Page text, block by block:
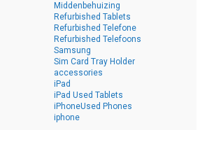
Middenbehuizing
Refurbished Tablets
Refurbished Telefone
Refurbished Telefoons
Samsung
Sim Card Tray Holder
accessories
iPad
iPad Used Tablets
iPhoneUsed Phones
iphone